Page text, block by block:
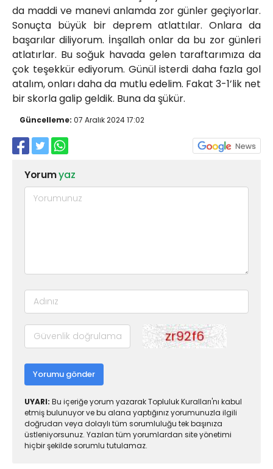
da maddi ve manevi anlamda zor günler geçiyorlar.
Sonuçta büyük bir deprem atlattılar. Onlara da
başarılar diliyorum. İnşallah onlar da bu zor günleri
atlatırlar. Bu soğuk havada gelen taraftarımıza da
çok teşekkür ediyorum. Günül isterdi daha fazla gol
atalım, onları daha da mutlu edelim. Fakat 3-1’lik net
bir skorla galip geldik. Buna da şükür.
Güncelleme: 07 Aralık 2024 17:02
Yorumyaz
Yorumu gönder
UYARI: Bu içeriğe yorum yazarak Topluluk Kuralları'nı kabul
etmiş bulunuyor ve bu alana yaptığınız yorumunuzla ilgili
doğrudan veya dolaylı tüm sorumluluğu tek başınıza
üstleniyorsunuz. Yazılan tüm yorumlardan site yönetimi
hiçbir şekilde sorumlu tutulamaz.